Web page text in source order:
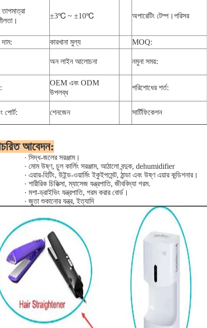
তাপমাত্রা
±3℃ ~ ±10℃ অপারেটিং টেম্প।পরিসর
কারখানা মুল্য MOQ:
অন ​​লাইন আলোচনা নমুনা সময়:
OEM এবং ODM
উপলব্ধ
পরিশোধের শর্ত:
পোর্ট: শেনজেন সার্টিফিকেশন
আবেদন:
· সিদ্ধ-জলের সরঞ্জাম।
· মোম উষ্ণ, চুল কার্লিং সরঞ্জাম, আঠালো বন্দুক, dehumidifier
· এয়ার-হিটিং, উইন্ড-ওয়ার্মিং ইকুইপমেন্ট, ঠান্ডা এবং উষ্ণ এয়ার কন্ডিশনার।
· শারীরিক চিকিত্সা, ম্যাসেজ যন্ত্রপাতি, জীববিদ্যা গরম.
· মশা-ড্রাইভিং যন্ত্রপাতি, গরম করার বোর্ড।
· জুতা শুকানোর যন্ত্র, ইত্যাদি